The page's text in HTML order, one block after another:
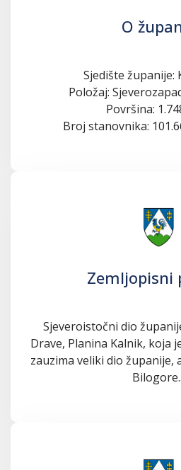
O
Sjedište županije:
Položaj:
Površina:
Broj stanovnika:
Zemljopisni
Sjeveroistočni dio
Drave, Planina Kalnik, koja
zauzima veliki dio županije,